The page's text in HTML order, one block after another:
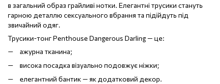
в загальний образ грайливі нотки. Елегантні трусики стануть
гарною деталлю сексуального вбрання та підійдуть під
звичайний одяг.
Трусики-тонг Penthouse Dangerous Darling — це:
ажурна тканина;
висока посадка візуально подовжує ніжки;
елегантний бантик — як додатковий декор.